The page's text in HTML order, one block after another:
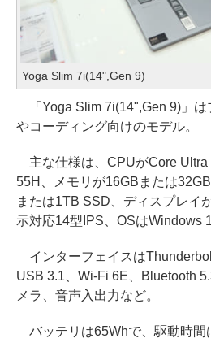
Yoga Slim 7i(14",Gen 9)
「Yoga Slim 7i(14",Gen 9)」は
やコーディング向けのモデル。
主な仕様は、CPUがCore Ultra
55H、メモリが16GBまたは
または1TB SSD、ディスプレイ
示対応14型IPS、OSはWindows
インターフェイスは
USB 3.1、Wi-Fi 6E、Bluetooth
メラ、音声入出力など。
バッテリは65Whで、駆動時間